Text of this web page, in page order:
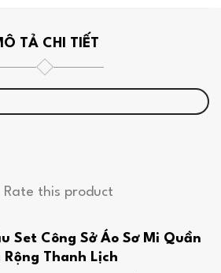
TẢ CHI TIẾT
Rate this product
Set Công Sở Áo Sơ Mi Quần
Rộng Thanh Lịch